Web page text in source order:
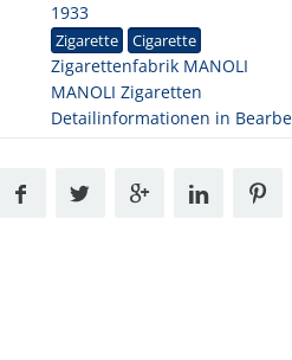
1933
Zigarette Cigarette
Zigarettenfabrik MANOLI
MANOLI Zigaretten
Detailinformationen in